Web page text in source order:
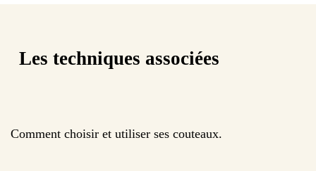
Les techniques associées
Comment choisir et utiliser ses couteaux.